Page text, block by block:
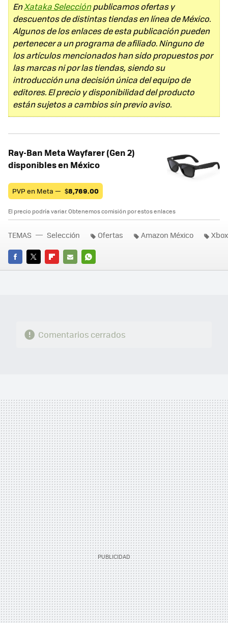
EnXataka Selecciónpublicamos ofertas y
descuentos de distintas tiendas en línea de México.
Algunos de los enlaces de esta publicación pueden
pertenecer a un programa de afiliado. Ninguno de
los artículos mencionados han sido propuestos por
las marcas ni por las tiendas, siendo su
introducción una decisión única del equipo de
editores. El precio y disponibilidad del producto
están sujetos a cambios sin previo aviso.
Ray-Ban Meta Wayfarer (Gen 2)
disponibles en México
PVP en Meta — $8,769.00
El precio podría variar. Obtenemos comisión por estos enlaces
FACEBOOK
TWITTERFLIPBOARD
E-
WHATSAPP
TEMAS Selección Ofertas Amazon México Xbox
Comentarios cerrados